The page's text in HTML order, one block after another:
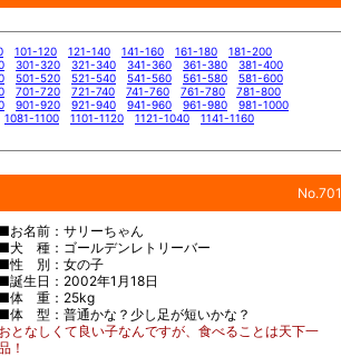
101-120 121-140 141-160 161-180
181-200
301-320 321-340 341-360 361-380
381-400
501-520 521-540 541-560 561-580
581-600
701-720 721-740 741-760 761-780
781-800
901-920 921-940 941-960 961-980
981-1000
1081-1100 1101-1120 1121-1040
1141-1160
No.701
■お名前：サリーちゃん
■犬 種：ゴールデンレトリーバー
■性 別：女の子
■誕生日：2002年1月18日
■体 重：25kg
■体 型：普通かな？少し足が短いかな？
おとなしくて良い子なんですが、食べることは天下一
！